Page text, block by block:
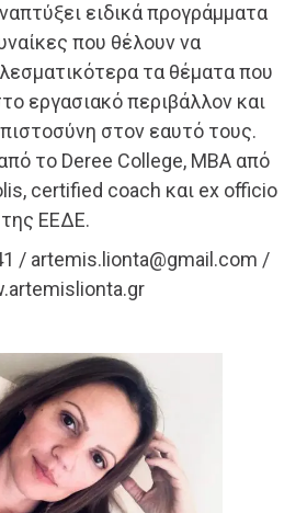
ειδικά προγράμματα
που θέλουν να
τα θέματα που
εργασιακό περιβάλλον και
στον εαυτό τους.
το Deree College, MBA από
certified coach και ex officio
ΕΕΔΕ.
/ artemis.lionta@gmail.com /